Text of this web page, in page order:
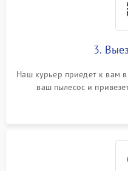
3.
Наш курьер приедет к вам
ваш пылесос и